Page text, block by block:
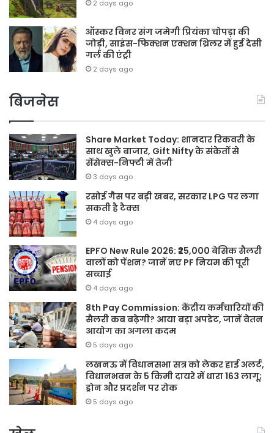
2 days ago
ऑस्कर विनर संग जमेगी प्रियंका चोपड़ा की
जोड़ी, साइंस-फिक्शन एक्शन थ्रिलर में हुई देसी
गर्ल की एंट्री
2 days ago
बिजनेस
Share Market Today: शानदार रिकवरी के
साथ खुले बाजार, Gift Nifty के संकेतों से
सेंसेक्स-निफ्टी में तेजी
3 days ago
रसोई गैस पर बड़ी खबर, सरकार LPG पर लगा
सकती है टैक्स
4 days ago
EPFO New Rule 2026: ₹25,000 बेसिक सैलरी
वालों को पेंशन? जानें नए PF नियम की पूरी
सच्चाई
4 days ago
8th Pay Commission: केंद्रीय कर्मचारियों की
सैलरी कब बढ़ेगी? आया बड़ा अपडेट, जानें वेतन
आयोग का अगला कदम
5 days ago
लखनऊ में विधानसभा सत्र को लेकर हाई अलर्ट,
विधानभवन के 5 किमी दायरे में धारा 163 लागू;
ड्रोन और प्रदर्शन पर रोक
5 days ago